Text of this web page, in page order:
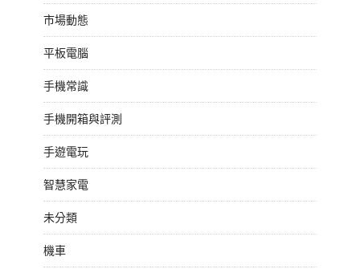
市場動態
平板電腦
手機常識
手機開箱與評測
手遊電玩
智慧家電
未分類
機車